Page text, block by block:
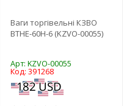
Ваги торгівельні КЗВО
BTНЕ-60Н-6 (KZVO-00055)
Арт: KZVO-00055
Код: 391268